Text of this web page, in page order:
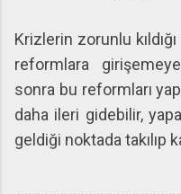
Krizlerin zorunlu
reformlara
sonra bu reformları
daha ileri gidebilir,
geldiği noktada takılıp